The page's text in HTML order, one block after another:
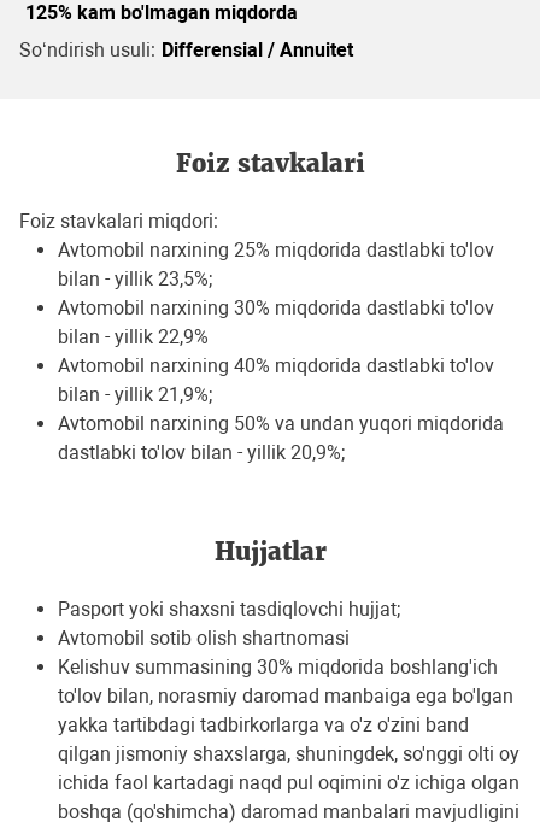
125% kam bo'lmagan miqdorda
So‘ndirish usuli: Differensial / Annuitet
Foiz stavkalari
Foiz stavkalari miqdori:
Avtomobil narxining 25% miqdorida dastlabki to'lov
bilan - yillik 23,5%;
Avtomobil narxining 30% miqdorida dastlabki to'lov
bilan - yillik 22,9%
Avtomobil narxining 40% miqdorida dastlabki to'lov
bilan - yillik 21,9%;
Avtomobil narxining 50% va undan yuqori miqdorida
dastlabki to'lov bilan - yillik 20,9%;
Hujjatlar
Pasport yoki shaxsni tasdiqlovchi hujjat;
Avtomobil sotib olish shartnomasi
Kelishuv summasining 30% miqdorida boshlang'ich
to'lov bilan, norasmiy daromad manbaiga ega bo'lgan
yakka tartibdagi tadbirkorlarga va o'z o'zini band
qilgan jismoniy shaxslarga, shuningdek, so'nggi olti oy
ichida faol kartadagi naqd pul oqimini o'z ichiga olgan
boshqa (qo'shimcha) daromad manbalari mavjudligini